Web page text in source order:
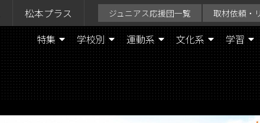
松本プラス ジュニアス応援団一覧 取材依頼・
特集 学校別 運動系 文化系 学習